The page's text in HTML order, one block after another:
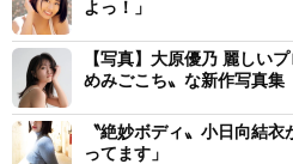
よっ！」
【写真】大原優乃 麗しい
めみごこち〟な新作写真集
〝絶妙ボディ〟小日向結
ってます」